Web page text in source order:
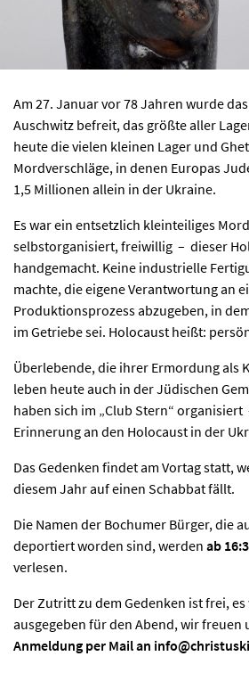
KONTAKT
Facebook
Am 27. Januar vor 78 Jahren wurde
Auschwitz befreit, das größte aller
heute die vielen kleinen Lager und
Mordverschläge, in denen Europas
1,5 Millionen allein in der Ukraine.
Es war ein entsetzlich kleinteiliges
selbstorganisiert, freiwillig – dieser
handgemacht. Keine industrielle
machte, die eigene Verantwortung an
Produktionsprozess abzugeben, in
im Getriebe sei. Holocaust heißt:
Überlebende, die ihrer Ermordung als
leben heute auch in der Jüdischen
haben sich im „Club Stern“
Erinnerung an den Holocaust in der
Das Gedenken findet am Vortag statt,
diesem Jahr auf einen Schabbat fällt.
Die Namen der Bochumer Bürger, die
deportiert worden sind, werden ab
verlesen.
Der Zutritt zu dem Gedenken ist frei,
ausgegeben für den Abend, wir freuen
Anmeldung per Mail an